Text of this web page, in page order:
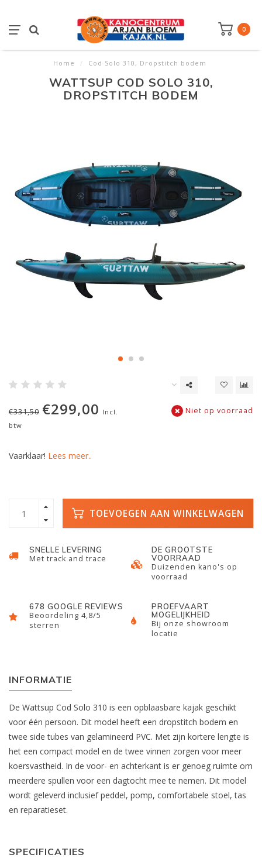
0
Home / Cod Solo 310, Dropstitch bodem
WATTSUP COD SOLO 310,
DROPSTITCH BODEM
€331,50 €299,00 Incl.
btw
Niet op voorraad
Vaarklaar! Lees meer..
TOEVOEGEN AAN WINKELWAGEN
SNELLE LEVERING
Met track and trace
DE GROOTSTE
VOORRAAD
Duizenden kano's op
voorraad
678 GOOGLE REVIEWS
Beoordeling 4,8/5
sterren
PROEFVAART
MOGELIJKHEID
Bij onze showroom
locatie
INFORMATIE
De Wattsup Cod Solo 310 is een opblaasbare kajak geschikt
voor één persoon. Dit model heeft een dropstitch bodem en
twee side tubes van gelamineerd PVC. Met zijn kortere lengte is
het een compact model en de twee vinnen zorgen voor meer
koersvastheid. In de voor- en achterkant is er genoeg ruimte om
meerdere spullen voor een dagtocht mee te nemen. Dit model
wordt geleverd inclusief peddel, pomp, comfortabele stoel, tas
en reparatieset.
SPECIFICATIES